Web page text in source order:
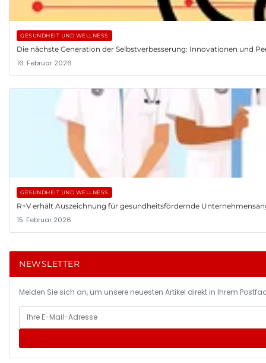
GESUNDHEIT UND WELLNESS
Die nächste Generation der Selbstverbesserung: Innovationen und
16. Februar 2026
GESUNDHEIT UND WELLNESS
R+V erhält Auszeichnung für gesundheitsfördernde
15. Februar 2026
NEWSLETTER
Melden Sie sich an, um unsere neuesten Artikel direkt in Ihrem